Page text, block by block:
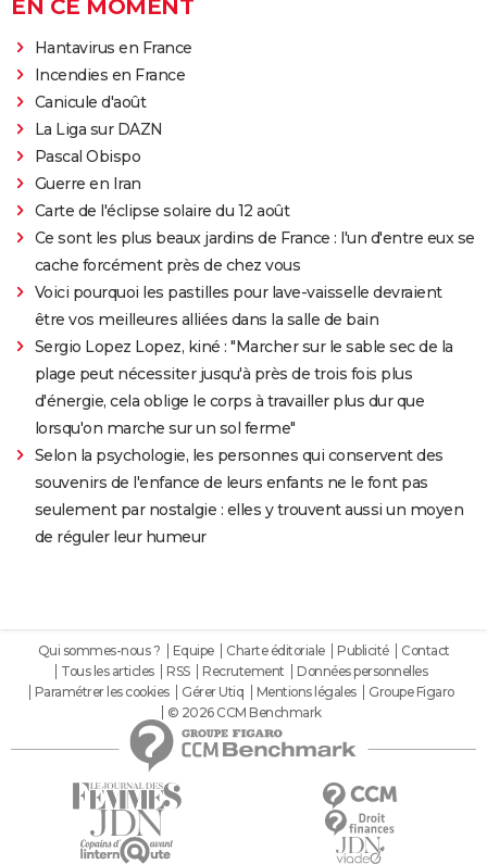
EN CE MOMENT
Hantavirus en France
Incendies en France
Canicule d'août
La Liga sur DAZN
Pascal Obispo
Guerre en Iran
Carte de l'éclipse solaire du 12 août
Ce sont les plus beaux jardins de France : l'un d'entre eux se
cache forcément près de chez vous
Voici pourquoi les pastilles pour lave-vaisselle devraient
être vos meilleures alliées dans la salle de bain
Sergio Lopez Lopez, kiné : "Marcher sur le sable sec de la
plage peut nécessiter jusqu'à près de trois fois plus
d'énergie, cela oblige le corps à travailler plus dur que
lorsqu'on marche sur un sol ferme"
Selon la psychologie, les personnes qui conservent des
souvenirs de l'enfance de leurs enfants ne le font pas
seulement par nostalgie : elles y trouvent aussi un moyen
de réguler leur humeur
Qui sommes-nous ? Equipe Charte éditoriale Publicité
Contact
Tous les articles
RSS Recrutement
Données personnelles
Paramétrer les cookies
Gérer Utiq Mentions légales
Groupe Figaro
© 2026 CCM Benchmark